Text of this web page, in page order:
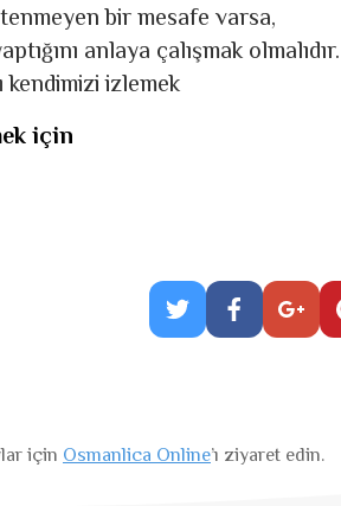
bir mesafe varsa,
anlaya çalışmak olmalıdır.
kendimizi izlemek
için
içinOsmanlica Online’ı ziyaret edin.